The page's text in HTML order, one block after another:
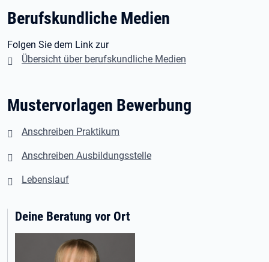
Berufskundliche Medien
Folgen Sie dem Link zur
Übersicht über berufskundliche Medien
Mustervorlagen Bewerbung
Anschreiben Praktikum
Anschreiben Ausbildungsstelle
Lebenslauf
Deine Beratung vor Ort